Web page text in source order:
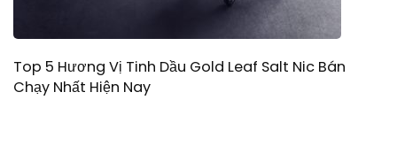
Top 5 Hương Vị Tinh Dầu Gold Leaf Salt Nic Bán
Chạy Nhất Hiện Nay